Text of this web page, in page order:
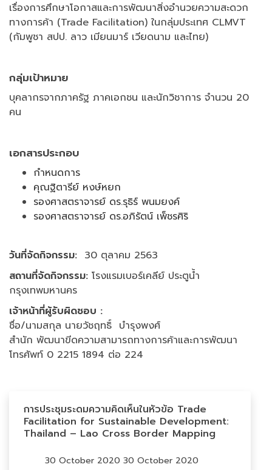
เรื่องการศึกษาโอกาสและการพัฒนาสิ่งอำนวยความสะดวก
ทางการค้า (Trade Facilitation) ในกลุ่มประเทศ CLMVT
(กัมพูชา สปป. ลาว เมียนมาร์ เวียดนาม และไทย)
กลุ่มเป้าหมาย
บุคลากรจากภาครัฐ ภาคเอกชน และนักวิชาการ จำนวน 20
คน
เอกสารประกอบ
กำหนดการ
คุณฐิตารีย์ หงษ์หยก
รองศาสตราจารย์ ดร.รุธิร์ พนมยงค์
รองศาสตราจารย์ ดร.อภิรัตน์ เพ็ชรศิริ
วันที่จัดกิจกรรม: 30 ตุลาคม 2563
สถานที่จัดกิจกรรม: โรงแรมเบอร์เคลีย์ ประตูน้ำ
กรุงเทพมหานคร
เจ้าหน้าที่ผู้รับผิดชอบ :
ชื่อ/นามสกุล นายวัชฤทธิ์ บำรุงพงศ์
สำนัก พัฒนาขีดความสามารถทางการค้าและการพัฒนา
โทรศัพท์ 0 2215 1894 ต่อ 224
การประชุมระดมความคิดเห็นในหัวข้อ Trade
Facilitation for Sustainable Development:
Thailand – Lao Cross Border Mapping
30 October 2020 30 October 2020